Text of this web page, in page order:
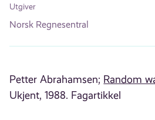
Utgiver
Norsk Regnesentral
Petter Abrahamsen; Random
Ukjent, 1988. Fagartikkel